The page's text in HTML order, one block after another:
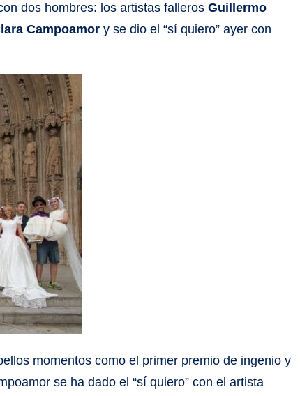
dos hombres: los artistas fallerosGuillermo
Campoamor y se dio el “sí quiero” ayer con
momentos como el primer premio de ingenio y
se ha dado el “sí quiero” con el artista